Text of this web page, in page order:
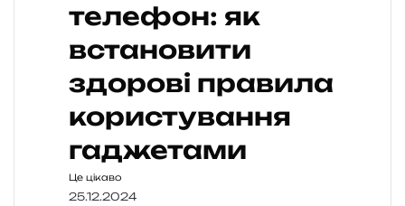
телефон: як
встановити
здорові правила
користування
гаджетами
Це цікаво
25.12.2024